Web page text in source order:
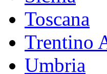
Toscana
Trentino
Umbria